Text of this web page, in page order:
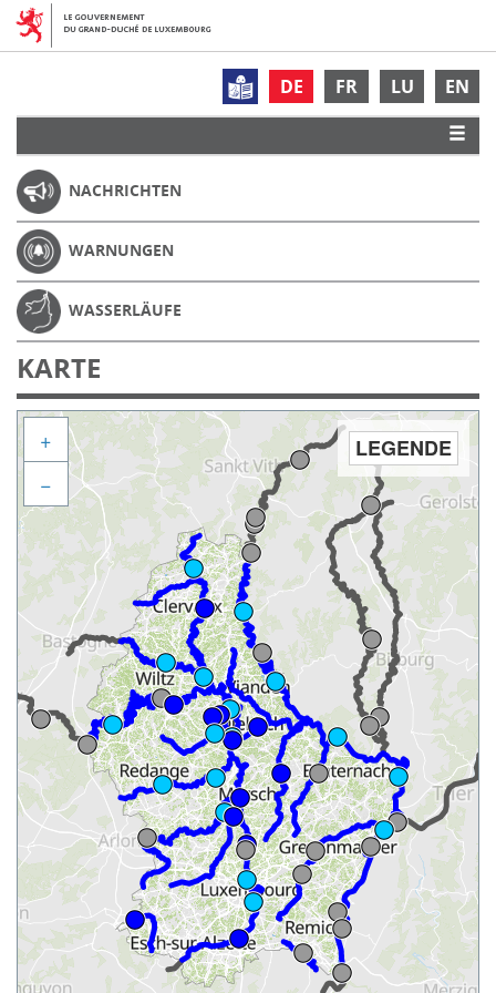
DE FR LU EN
NACHRICHTEN
WARNUNGEN
WASSERLÄUFE
KARTE
LEGENDE
+
−